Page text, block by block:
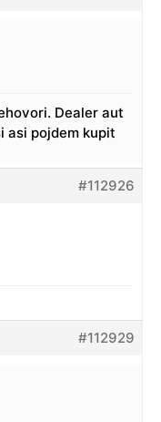
Dealer aut
asi pojdem kupit
#112926
#112929